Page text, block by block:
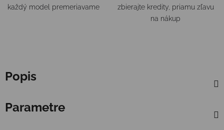
každý model premeriavame
zbierajte kredity, priamu zľavu
na nákup
Popis
Parametre